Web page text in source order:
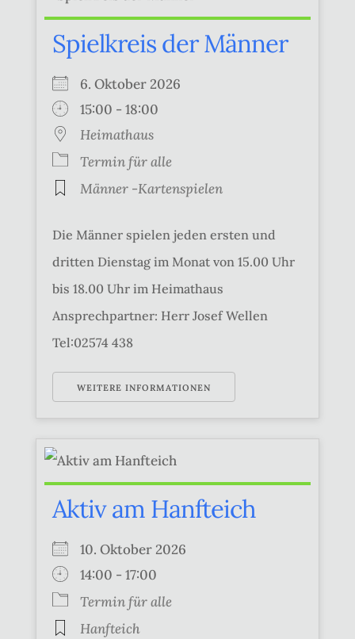
Spielkreis der Männer
6. Oktober 2026
15:00 - 18:00
Heimathaus
Termin für alle
Männer -Kartenspielen
Die Männer spielen jeden ersten und
dritten Dienstag im Monat von 15.00 Uhr
bis 18.00 Uhr im Heimathaus
Ansprechpartner: Herr Josef Wellen
Tel:02574 438
WEITERE INFORMATIONEN
Aktiv am Hanfteich
10. Oktober 2026
14:00 - 17:00
Termin für alle
Hanfteich